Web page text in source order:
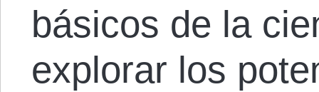
básicos de la
explorar los